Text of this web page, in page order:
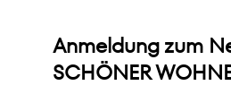
Anmeldung zum
SCHÖNER